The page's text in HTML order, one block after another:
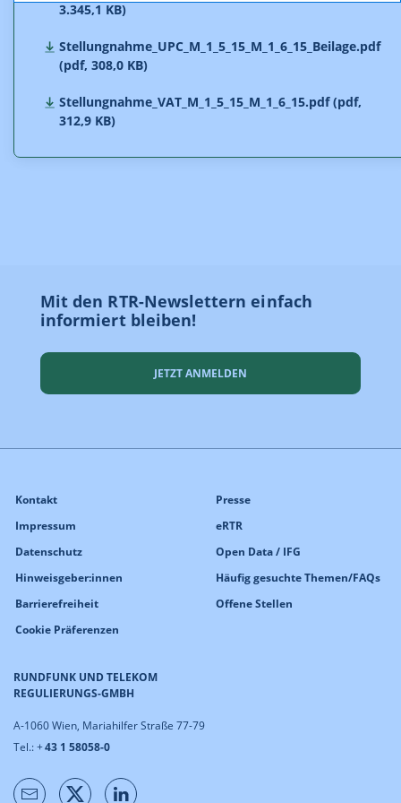
3.345,1 KB)
Stellungnahme_UPC_M_1_5_15_M_1_6_15_Beilage.pdf
(pdf, 308,0 KB)
Stellungnahme_VAT_M_1_5_15_M_1_6_15.pdf (pdf,
312,9 KB)
Mit den RTR-Newslettern einfach
informiert bleiben!
JETZT ANMELDEN
RUNDFUNK UND TELEKOM
REGULIERUNGS-GMBH
A-1060 Wien, Mariahilfer Straße 77-79
Tel.: +43 1 58058-0
Kontakt
Impressum
Datenschutz
Hinweisgeber:innen
Barrierefreiheit
Cookie Präferenzen
Presse
eRTR
Open Data / IFG
Häufig gesuchte Themen/FAQs
Offene Stellen